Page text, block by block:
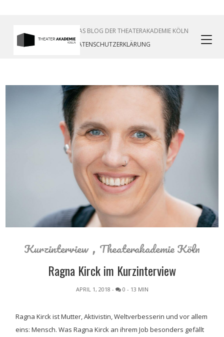
Kurzinterview , Theaterakademie Köln
Ragna Kirck im Kurzinterview
APRIL 1, 2018 - 0 - 13 MIN
Ragna Kirck ist Mutter, Aktivistin, Weltverbesserin und vor allem
eins: Mensch. Was Ragna Kirck an ihrem Job besonders gefällt
TAKBLOG IST DAS BLOG DER THEATERAKADEMIE KÖLN
DATENSCHUTZERKLÄRUNG